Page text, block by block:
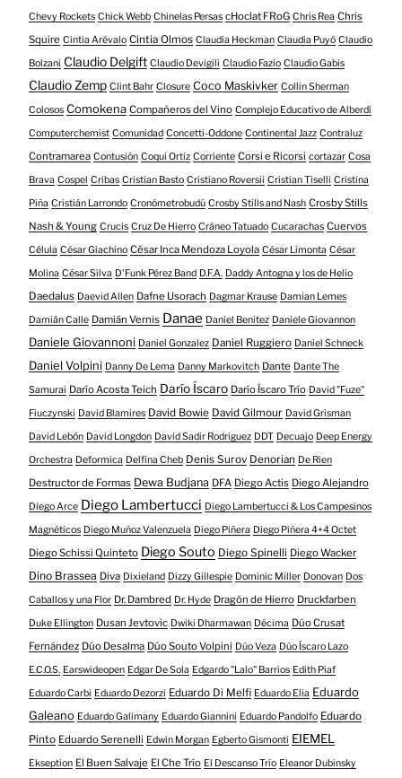
Chevy Rockets Chick Webb Chinelas Persas cHoclat FRoG Chris Rea Chris
Squire Cintia Arévalo Cintia Olmos Claudia Heckman Claudia Puyó Claudio
Bolzani Claudio Delgift Claudio Devigili Claudio Fazio Claudio Gabis
Claudio Zemp Clint Bahr Closure Coco Maskivker Collin Sherman
Colosos Comokena Compañeros del Vino Complejo Educativo de Alberdi
Computerchemist Comunidad Concetti-Oddone Continental Jazz Contraluz
Contramarea Contusión Coqui Ortiz Corriente Corsi e Ricorsi cortazar Cosa
Brava Cospel Cribas Cristian Basto Cristiano Roversii Cristian Tiselli Cristina
Piña Cristián Larrondo Cronómetrobudú Crosby Stills and Nash Crosby Stills
Nash & Young Crucis Cruz De Hierro Cráneo Tatuado Cucarachas Cuervos
Célula César Giachino César Inca Mendoza Loyola César Limonta César
Molina César Silva D'Funk Pérez Band D.F.A. Daddy Antogna y los de Helio
Daedalus Daevid Allen Dafne Usorach Dagmar Krause Damian Lemes
Damián Calle Damián Vernis Danae Daniel Benitez Daniele Giovannon
Daniele Giovannoni Daniel Gonzalez Daniel Ruggiero Daniel Schneck
Daniel Volpini Danny De Lema Danny Markovitch Dante Dante The
Samurai Darío Acosta Teich Darío Íscaro Darío Íscaro Trío David "Fuze"
Fiuczynski David Blamires David Bowie David Gilmour David Grisman
David Lebón David Longdon David Sadir Rodriguez DDT Decuajo Deep Energy
Orchestra Deformica Delfina Cheb Denis Surov Denorian De Rien
Destructor de Formas Dewa Budjana DFA Diego Actis Diego Alejandro
Diego Arce Diego Lambertucci Diego Lambertucci & Los Campesinos
Magnéticos Diego Muñoz Valenzuela Diego Piñera Diego Piñera 4+4 Octet
Diego Schissi Quinteto Diego Souto Diego Spinelli Diego Wacker
Dino Brassea Diva Dixieland Dizzy Gillespie Dominic Miller Donovan Dos
Caballos y una Flor Dr. Dambred Dr. Hyde Dragón de Hierro Druckfarben
Duke Ellington Dusan Jevtovic Dwiki Dharmawan Décima Dúo Crusat
Fernández Dúo Desalma Dúo Souto Volpini Dúo Veza Dúo Íscaro Lazo
E.C.O.S. Earswideopen Edgar De Sola Edgardo "Lalo" Barrios Edith Piaf
Eduardo Carbi Eduardo Dezorzi Eduardo Di Melfi Eduardo Elia Eduardo
Galeano Eduardo Galimany Eduardo Giannini Eduardo Pandolfo Eduardo
Pinto Eduardo Serenelli Edwin Morgan Egberto Gismonti EIEMEL
Ekseption El Buen Salvaje El Che Trío El Descanso Trío Eleanor Dubinsky